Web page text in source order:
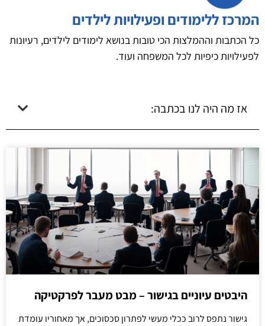
המרכז ללימודים ופעילויות לילדים
כל הכתבות וההמלצות הכי טובות בנושא לימודים לילדים, רעיונות
לפעילויות כיפיות לכל המשפחה ועוד.
אז מה היה לנו בכתבה:
היבטים עיוניים בגישור – מבט מעבר לפרקטיקה
גישור נתפס לרוב ככלי מעשי לפתרון סכסוכים, אך מאחוריו עומדת